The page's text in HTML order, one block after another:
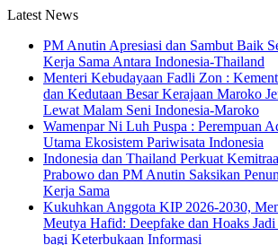
Latest News
PM Anutin Apresiasi dan Sambut Baik
Kerja Sama Antara Indonesia-Thailand
Menteri Kebudayaan Fadli Zon :
dan Kedutaan Besar Kerajaan Maroko
Lewat Malam Seni Indonesia-Maroko
Wamenpar Ni Luh Puspa : Perempuan
Utama Ekosistem Pariwisata Indonesia
Indonesia dan Thailand Perkuat
Prabowo dan PM Anutin Saksikan
Kerja Sama
Kukuhkan Anggota KIP 2026-2030,
Meutya Hafid: Deepfake dan Hoaks Jadi
bagi Keterbukaan Informasi